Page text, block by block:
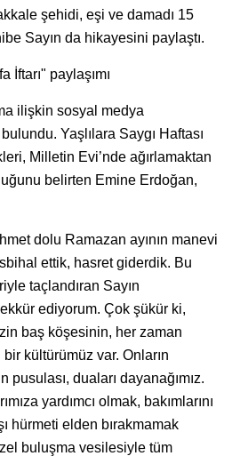
şehidi, eşi ve damadı 15
Sayın da hikayesini paylaştı.
İftarı" paylaşımı
ilişkin sosyal medya
Yaşlılara Saygı Haftası
Milletin Evi’nde ağırlamaktan
belirten Emine Erdoğan,
dolu Ramazan ayının manevi
ettik, hasret giderdik. Bu
taçlandıran Sayın
ediyorum. Çok şükür ki,
baş köşesinin, her zaman
kültürümüz var. Onların
duaları dayanağımız.
yardımcı olmak, bakımlarını
hürmeti elden bırakmamak
buluşma vesilesiyle tüm